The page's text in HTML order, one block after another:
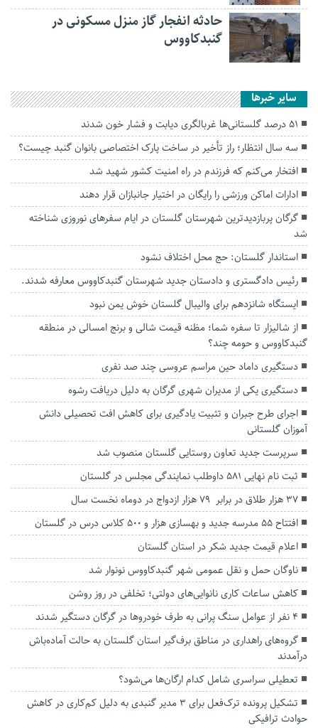
حادثه انفجار گاز منزل مسکونی در
گنبدکاووس
سایر خبرها
۵۱ درصد گلستانی‌ها غربالگری دیابت و فشار خون شدند
سه سال انتظار؛ راز تأخیر در ساخت پارک اختصاصی بانوان گنبد چیست؟
افتخار می‌کنم که فرزندم در راه امنیت کشور شهید شد
ادارات اماکن ورزشی را رایگان در اختیار جانبازان قرار دهند
گرگان پربازدیدترین شهرستان گلستان در ایام سفرهای نوروزی شناخته
شد
استاندار گلستان: حج محل اختلاف نشود
رئیس دادگستری و دادستان جدید شهرستان گنبدکاووس معارفه شدند.
ایستگاه شانزدهم برای والیبال گلستان خوش یمن نبود
از شالیزار تا سفره شما؛ مظنه قیمت شالی و برنج امسالی در منطقه
گنبدکاووس و حومه چند؟
دستگیری داماد حین مراسم عروسی چند صد نفری
دستگیری یکی از مدیران شهری گرگان به دلیل دریافت رشوه
اجرای طرح جبران و تثبیت یادگیری برای کاهش افت تحصیلی دانش
آموزان گلستانی
سرپرست جدید تعاون روستایی گلستان منصوب شد
ثبت نام نهایی ۵۸۱ داوطلب نمایندگی مجلس در گلستان
۳۷ هزار طلاق در برابر ۷۹ هزار ازدواج در دوماه نخست‌ سال
افتتاح ۵۵ مدرسه جدید و بهسازی هزار و ۵۰۰ کلاس درس در گلستان
اعلام قیمت جدید شکر در استان گلستان
ناوگان حمل و نقل عمومی شهر گنبدکاووس نونوار شد
کاهش ساعات کاری نانوایی‌های دولتی؛ تخلفی در روز روشن
۴ نفر از عوامل سنگ پرانی به طرف خودروها در گرگان دستگیر شدند
گروه‌های راهداری در مناطق برف‌گیر استان گلستان به حالت آماده‌باش
درآمدند
تعطیلی سراسری شامل کدام ارگان‌ها می‌شود؟
تشکیل پرونده ترک‌فعل برای ۳ مدیر گنبدی به دلیل کم‌کاری در کاهش
حوادث ترافیکی